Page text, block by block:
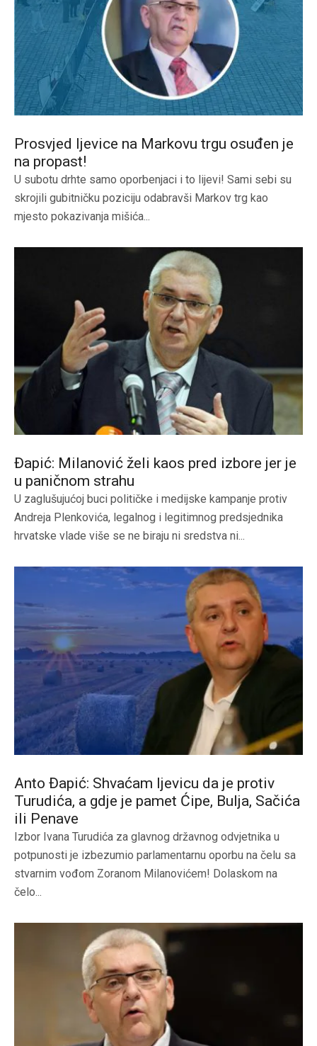
Prosvjed ljevice na Markovu trgu osuđen je
na propast!
U subotu drhte samo oporbenjaci i to lijevi! Sami sebi su
skrojili gubitničku poziciju odabravši Markov trg kao
mjesto pokazivanja mišića...
Đapić: Milanović želi kaos pred izbore jer je
u paničnom strahu
U zaglušujućoj buci političke i medijske kampanje protiv
Andreja Plenkovića, legalnog i legitimnog predsjednika
hrvatske vlade više se ne biraju ni sredstva ni...
Anto Đapić: Shvaćam ljevicu da je protiv
Turudića, a gdje je pamet Ćipe, Bulja, Sačića
ili Penave
Izbor Ivana Turudića za glavnog državnog odvjetnika u
potpunosti je izbezumio parlamentarnu oporbu na čelu sa
stvarnim vođom Zoranom Milanovićem! Dolaskom na
čelo...